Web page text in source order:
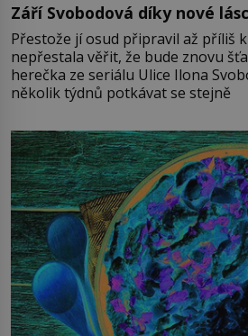
Září Svobodová díky nové
Přestože jí osud připravil až příliš
nepřestala věřit, že bude znovu šťastná.
herečka ze seriálu Ulice Ilona
několik týdnů potkávat se stejně